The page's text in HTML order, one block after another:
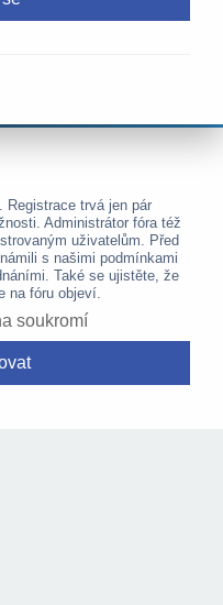
Registrace trvá jen pár
Administrátor fóra též
uživatelům. Před
s našimi podmínkami
Také se ujistěte, že
na fóru objeví.
soukromí